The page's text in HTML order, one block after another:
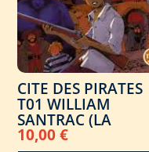
CITE DES PIRATES
T01 WILLIAM
SANTRAC (LA
10,00€